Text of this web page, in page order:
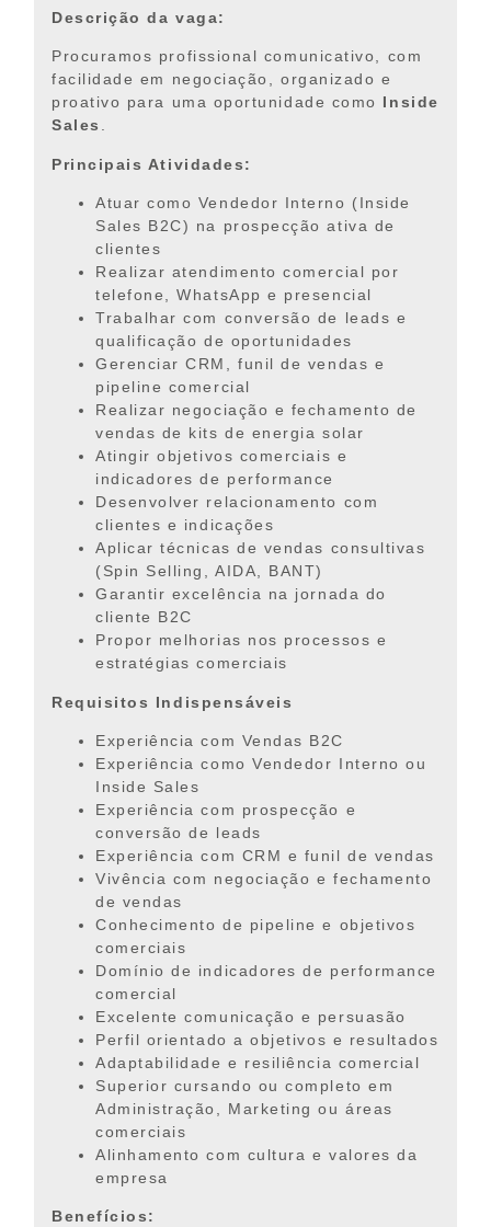
Descrição da vaga:
Procuramos profissional comunicativo, com
facilidade em negociação, organizado e
proativo para uma oportunidade como Inside
Sales .
Principais Atividades:
Atuar como Vendedor Interno (Inside
Sales B2C) na prospecção ativa de
clientes
Realizar atendimento comercial por
telefone, WhatsApp e presencial
Trabalhar com conversão de leads e
qualificação de oportunidades
Gerenciar CRM, funil de vendas e
pipeline comercial
Realizar negociação e fechamento de
vendas de kits de energia solar
Atingir objetivos comerciais e
indicadores de performance
Desenvolver relacionamento com
clientes e indicações
Aplicar técnicas de vendas consultivas
(Spin Selling, AIDA, BANT)
Garantir excelência na jornada do
cliente B2C
Propor melhorias nos processos e
estratégias comerciais
Requisitos Indispensáveis
Experiência com Vendas B2C
Experiência como Vendedor Interno ou
Inside Sales
Experiência com prospecção e
conversão de leads
Experiência com CRM e funil de vendas
Vivência com negociação e fechamento
de vendas
Conhecimento de pipeline e objetivos
comerciais
Domínio de indicadores de performance
comercial
Excelente comunicação e persuasão
Perfil orientado a objetivos e resultados
Adaptabilidade e resiliência comercial
Superior cursando ou completo em
Administração, Marketing ou áreas
comerciais
Alinhamento com cultura e valores da
empresa
Benefícios: